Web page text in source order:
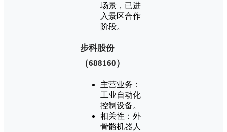
场景，已进
入景区合作
阶段‌。
‌步科股份
（688160）‌
‌主营业务‌：
工业自动化
控制设备‌。
‌相关性‌：外
骨骼机器人